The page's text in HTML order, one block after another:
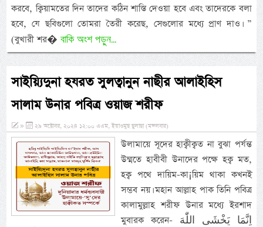
করবে, ক্বিয়ামতের দিন তাদের কঠিন শাস্তি দেওয়া হবে এবং তাদেরকে বলা
হবে, যে ছবিগুলো তোমরা তৈরী করেছ, সেগুলোর মধ্যে প্রাণ দাও। ”
(বুখারী শর�বাকি অংশ পড়ুন...
সাইয়্যিদুনা হযরত সুলত্বানুন নাছীর আলাইহিস
সালাম উনার পবিত্র ওয়াজ শরীফ
» ২৯ অক্টোবর, ২০২৪ ১২:০০ এএম, ইয়াওমুছ ছুলাছা (মঙ্গলবার)
উলামায়ে সূদের হাক্বীক্বত না বুঝা পর্যন্ত
উম্মতে হাবীবী উনাদের পক্ষে হক্ব মত,
হক্ব পথে দায়িম-কা¡য়িম থাকা কখনই
সম্ভব নয়। মহান আল্লাহ পাক তিনি পবিত্র
কালামুল্লাহ শরীফ উনার মধ্যে ইরশাদ
মুবারক করেন- اِنَّمَا يَخْشَى اللّٰهَ